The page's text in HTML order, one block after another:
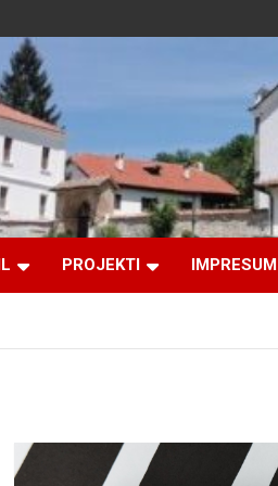
PROJEKTI IMPRESUM